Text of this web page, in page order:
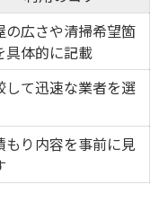
の広さや清掃希望箇
具体的に記載
して迅速な業者を選
もり内容を事前に見